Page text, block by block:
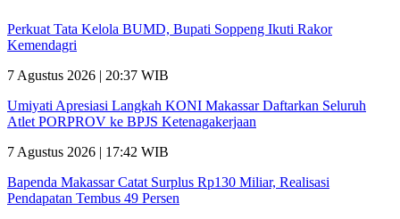
Perkuat Tata Kelola BUMD, Bupati Soppeng Ikuti Rakor
Kemendagri
7 Agustus 2026 | 20:37 WIB
Umiyati Apresiasi Langkah KONI Makassar Daftarkan Seluruh
Atlet PORPROV ke BPJS Ketenagakerjaan
7 Agustus 2026 | 17:42 WIB
Bapenda Makassar Catat Surplus Rp130 Miliar, Realisasi
Pendapatan Tembus 49 Persen